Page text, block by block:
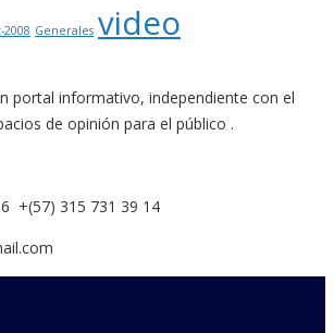
Generales video
portal informativo, independiente con el
de opinión para el público .
+(57) 315 731 39 14